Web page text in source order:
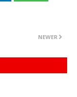
NEWER